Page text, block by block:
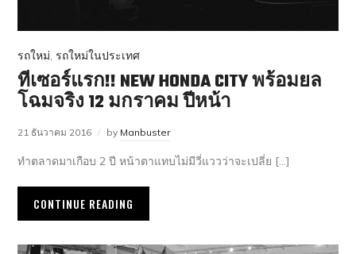
รถใหม่,รถใหม่ในประเทศ
ทีเซอร์แรก!! NEW HONDA CITY พร้อมยล
โฉมจริง 12 มกราคม ปีหน้า
21 ธันวาคม 2016 by Manbuster
ทำตลาดมาเกือบ 2 ปี หน้าตาแทบไม่มีวี่แววว่าจะเปลี่ย […]
CONTINUE READING